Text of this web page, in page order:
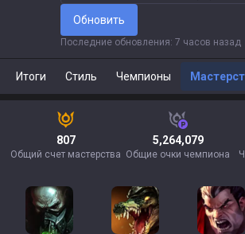
Обновить
Последние обновления: 7 часов назад
Итоги Стиль Чемпионы
807
Общий счет мастерства
5,264,079
Общие очки чемпиона